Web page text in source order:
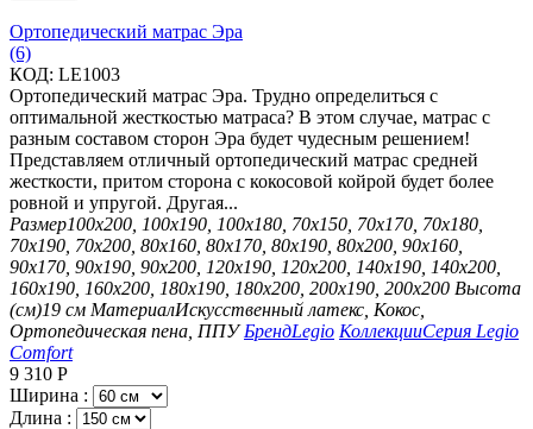
Ортопедический матрас Эра
(6)
КОД: LE1003
Ортопедический матрас Эра. Трудно определиться с
оптимальной жесткостью матраса? В этом случае, матрас с
разным составом сторон Эра будет чудесным решением!
Представляем отличный ортопедический матрас средней
жесткости, притом сторона с кокосовой койрой будет более
ровной и упругой. Другая...
Размер100х200, 100х190, 100х180, 70х150, 70х170, 70х180,
70х190, 70х200, 80х160, 80х170, 80х190, 80х200, 90х160,
90х170, 90х190, 90х200, 120х190, 120х200, 140х190, 140х200,
160х190, 160х200, 180х190, 180х200, 200х190, 200х200 Высота
(см)19 см МатериалИскусственный латекс, Кокос,
Ортопедическая пена, ППУ БрендLegio КоллекцииСерия Legio
Comfort
9 310 Р
Ширина :
Длина :